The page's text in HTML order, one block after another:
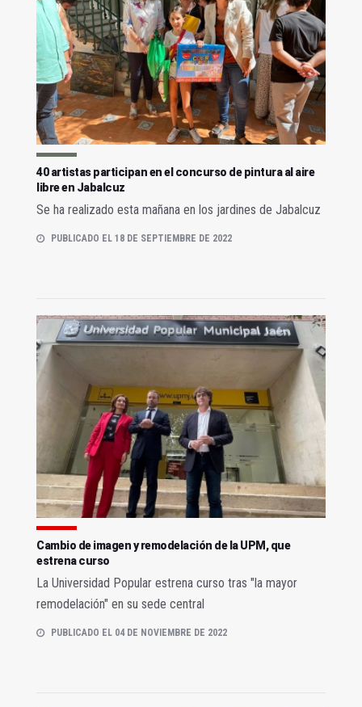
40 artistas participan en el concurso de pintura al aire
libre en Jabalcuz
Se ha realizado esta mañana en los jardines de Jabalcuz
PUBLICADO EL 18 DE SEPTIEMBRE DE 2022
Cambio de imagen y remodelación de la UPM, que
estrena curso
La Universidad Popular estrena curso tras "la mayor
remodelación" en su sede central
PUBLICADO EL 04 DE NOVIEMBRE DE 2022